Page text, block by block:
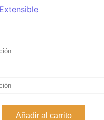
Extensible
Añadir al carrito